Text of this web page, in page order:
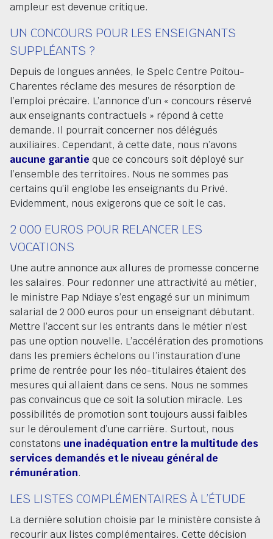
ampleur est devenue critique.
UN CONCOURS POUR LES ENSEIGNANTS
SUPPLÉANTS ?
Depuis de longues années, le Spelc Centre Poitou-
Charentes réclame des mesures de résorption de
l’emploi précaire. L’annonce d’un « concours réservé
aux enseignants contractuels » répond à cette
demande. Il pourrait concerner nos délégués
auxiliaires. Cependant, à cette date, nous n’avons
aucune garantie que ce concours soit déployé sur
l’ensemble des territoires. Nous ne sommes pas
certains qu’il englobe les enseignants du Privé.
Evidemment, nous exigerons que ce soit le cas.
2 000 EUROS POUR RELANCER LES
VOCATIONS
Une autre annonce aux allures de promesse concerne
les salaires. Pour redonner une attractivité au métier,
le ministre Pap Ndiaye s’est engagé sur un minimum
salarial de 2 000 euros pour un enseignant débutant.
Mettre l’accent sur les entrants dans le métier n’est
pas une option nouvelle. L’accélération des promotions
dans les premiers échelons ou l’instauration d’une
prime de rentrée pour les néo-titulaires étaient des
mesures qui allaient dans ce sens. Nous ne sommes
pas convaincus que ce soit la solution miracle. Les
possibilités de promotion sont toujours aussi faibles
sur le déroulement d’une carrière. Surtout, nous
constatons une inadéquation entre la multitude des
services demandés et le niveau général de
rémunération.
LES LISTES COMPLÉMENTAIRES À L’ÉTUDE
La dernière solution choisie par le ministère consiste à
recourir aux listes complémentaires. Cette décision